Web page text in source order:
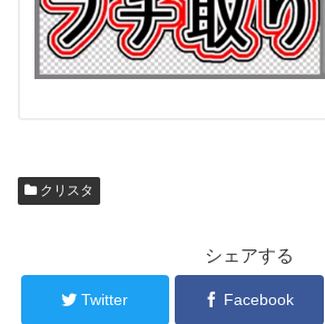
クリスタ
シェアする
Twitter Facebook